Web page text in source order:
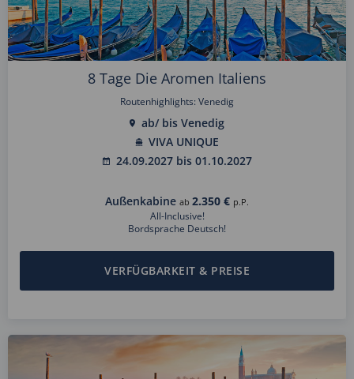
8 Tage Die Aromen Italiens
Routenhighlights: Venedig
ab/ bis Venedig
VIVA UNIQUE
24.09.2027 bis 01.10.2027
Außenkabine ab2.350 € p.P.
All-Inclusive!
Bordsprache Deutsch!
VERFÜGBARKEIT & PREISE